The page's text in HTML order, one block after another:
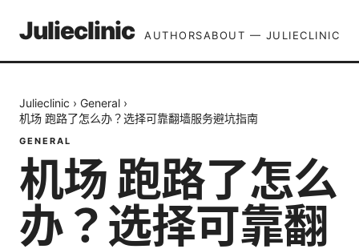
Julieclinic AUTHORSABOUT — JULIECLINIC
Julieclinic › General ›
机场 跑路了怎么办？选择可靠翻墙服务避坑指南
GENERAL
机场 跑路了怎么
办？选择可靠翻